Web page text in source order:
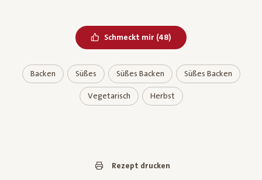
Schmeckt mir Bereits geliked
(48)
Backen Süßes Süßes Backen Süßes Backen
Vegetarisch Herbst
Rezept drucken